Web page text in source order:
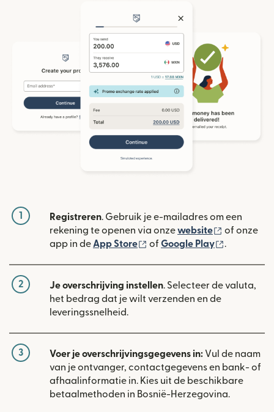
1 Registreren. Gebruik je e-mailadres om een
rekening te openen via onzewebsite (wordt
of onze
app in de App Store (wordt geopend in een
of Google Play .
2 Je overschrijving instellen. Selecteer de valuta,
het bedrag dat je wilt verzenden en de
leveringssnelheid.
3 Voer je overschrijvingsgegevens in: Vul de naam
van je ontvanger, contactgegevens en bank- of
afhaalinformatie in. Kies uit de beschikbare
betaalmethoden in Bosnië-Herzegovina.